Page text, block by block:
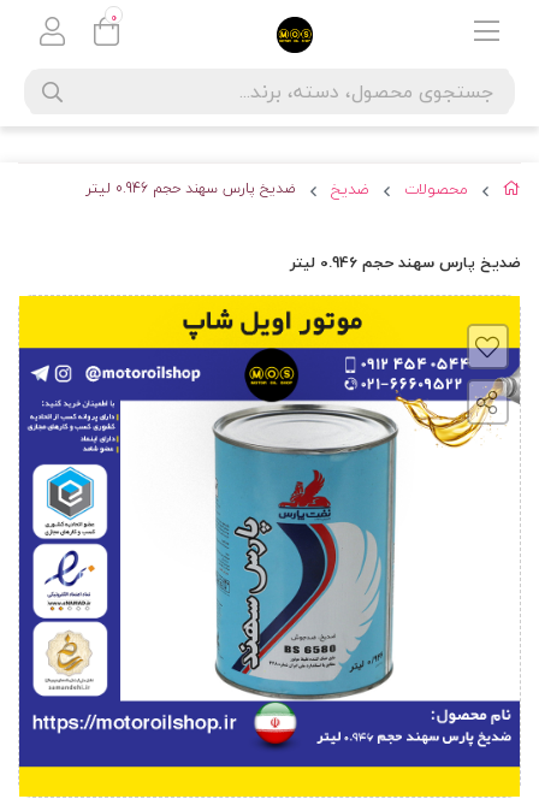
محصولات ضدیخ ضدیخ پارس سهند حجم 0.946 لیتر
ضدیخ پارس سهند حجم 0.946 لیتر
0